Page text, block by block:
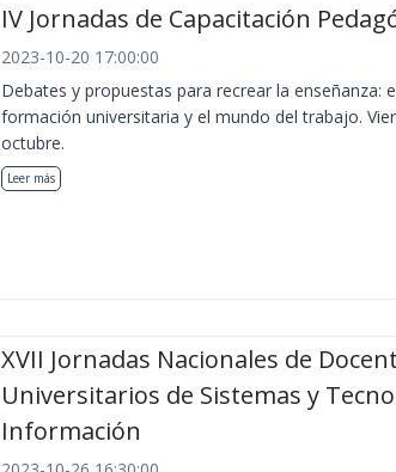
IV Jornadas de Capacitación
2023-10-20 17:00:00
Debates y propuestas para recrear la enseñanza:
formación universitaria y el mundo del trabajo.
octubre.
Leer más
XVII Jornadas Nacionales de
Universitarios de Sistemas y
Información